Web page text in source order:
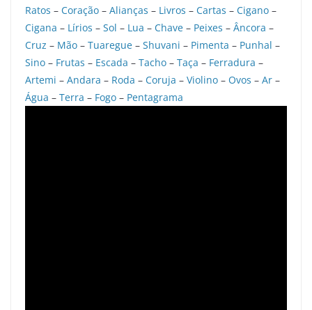
Ratos – Coração – Alianças – Livros – Cartas – Cigano –
Cigana – Lírios – Sol – Lua – Chave – Peixes – Âncora –
Cruz – Mão – Tuaregue – Shuvani – Pimenta – Punhal –
Sino – Frutas – Escada – Tacho – Taça – Ferradura –
Artemi – Andara – Roda – Coruja – Violino – Ovos – Ar –
Água – Terra – Fogo – Pentagrama